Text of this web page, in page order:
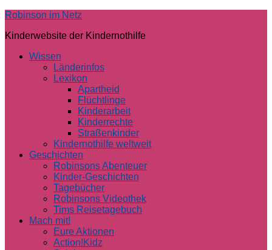
Skip
content
Robinson im Netz
Kinderwebsite der Kindernothilfe
Wissen
Länderinfos
Lexikon
Apartheid
Flüchtlinge
Kinderarbeit
Kinderrechte
Straßenkinder
Kindernothilfe weltweit
Geschichten
Robinsons Abenteuer
Kinder-Geschichten
Tagebücher
Robinsons Videothek
Tims Reisetagebuch
Mach mit!
Eure Aktionen
Action!Kidz